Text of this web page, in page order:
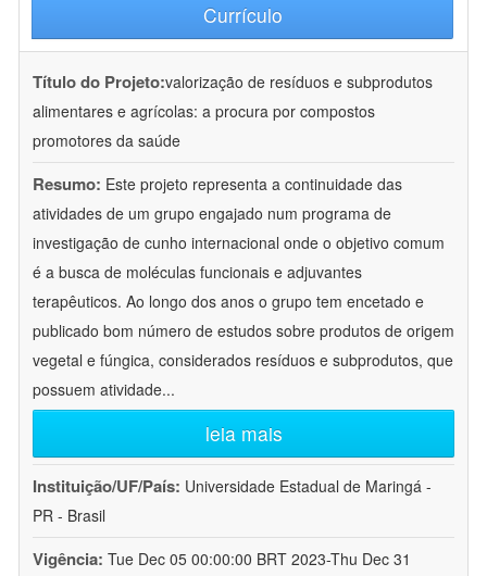
Currículo
Título do Projeto:valorização de resíduos e subprodutos
alimentares e agrícolas: a procura por compostos
promotores da saúde
Resumo: Este projeto representa a continuidade das
atividades de um grupo engajado num programa de
investigação de cunho internacional onde o objetivo comum
é a busca de moléculas funcionais e adjuvantes
terapêuticos. Ao longo dos anos o grupo tem encetado e
publicado bom número de estudos sobre produtos de origem
vegetal e fúngica, considerados resíduos e subprodutos, que
possuem atividade...
leia mais
Instituição/UF/País: Universidade Estadual de Maringá -
PR - Brasil
Vigência: Tue Dec 05 00:00:00 BRT 2023-Thu Dec 31